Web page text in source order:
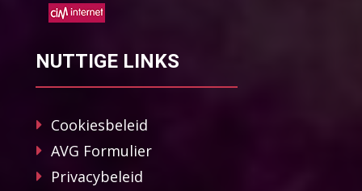
NUTTIGE LINKS
Cookiesbeleid
AVG Formulier
Privacybeleid